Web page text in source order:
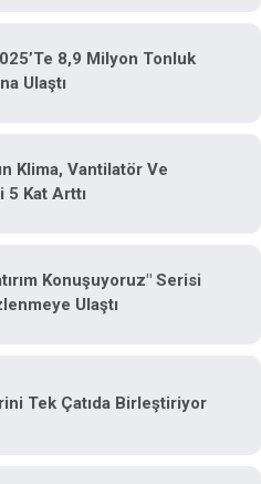
8,9 Milyon Tonluk
Ulaştı
Klima, Vantilatör Ve
Kat Arttı
Konuşuyoruz" Serisi
Ulaştı
Tek Çatıda Birleştiriyor